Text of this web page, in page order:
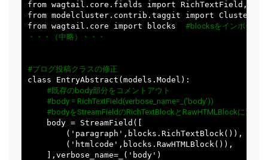
from wagtail.core.fields import RichTextField,
from modelcluster.contrib.taggit import
from wagtail.core import blocks #blocksをインポート
・・・（中略）・・・
#ブログ投稿クラスの修正
class EntryAbstract(models.Model):
#既存のbody部分をコメントアウト
#body = RichTextField(verbose_name=_('body'))
#bodyをStreamFieldのRichTextBlockとRawHTMLBlockに変更
    body = StreamField([
        ('paragraph',blocks.RichTextBlock()),
        ('htmlcode',blocks.RawHTMLBlock()),
    ],verbose_name=_('body')